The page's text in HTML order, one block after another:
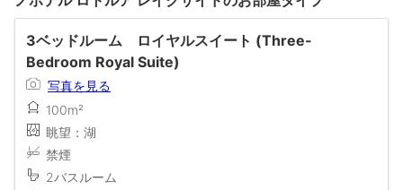
3ベッドルーム ロイヤルスイート (Three-
Bedroom Royal Suite)
写真を見る
100m²
眺望：湖
禁煙
2バスルーム